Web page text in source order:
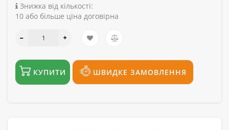
Знижка від кількості:
10 або більше ціна договірна
КУПИТИ ШВИДКЕ ЗАМОВЛЕННЯ